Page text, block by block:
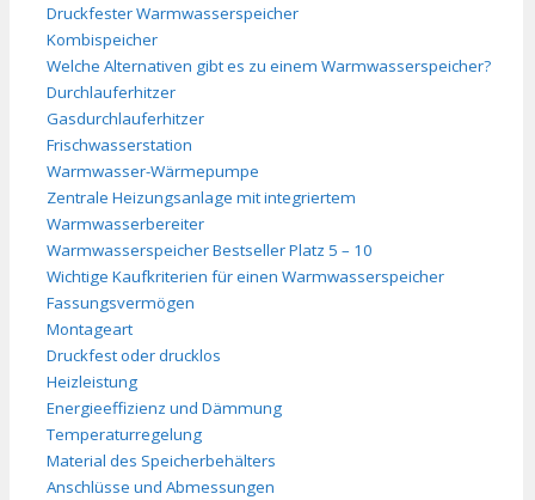
Druckfester Warmwasserspeicher
Kombispeicher
Welche Alternativen gibt es zu einem Warmwasserspeicher?
Durchlauferhitzer
Gasdurchlauferhitzer
Frischwasserstation
Warmwasser-Wärmepumpe
Zentrale Heizungsanlage mit integriertem
Warmwasserbereiter
Warmwasserspeicher Bestseller Platz 5 – 10
Wichtige Kaufkriterien für einen Warmwasserspeicher
Fassungsvermögen
Montageart
Druckfest oder drucklos
Heizleistung
Energieeffizienz und Dämmung
Temperaturregelung
Material des Speicherbehälters
Anschlüsse und Abmessungen